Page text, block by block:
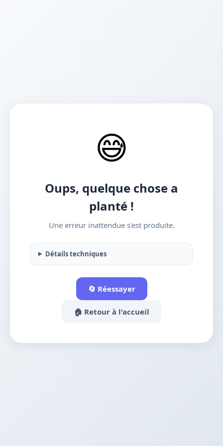
😅
Oups, quelque chose a
planté !
Une erreur inattendue s'est produite.
Détails techniques
🔄 Réessayer
🏠 Retour à l'accueil